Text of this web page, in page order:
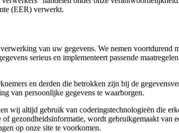
(EER) verwerkt.
van uw gegevens. We nemen voortdurend
serieus en implementeert passende
en derden die betrokken zijn bij de
van persoonlijke gegevens te waarborgen.
wij altijd gebruik van coderingstechnologieën die
gezondheidsinformatie, wordt gebruikgemaakt van
op onze site te voorkomen.